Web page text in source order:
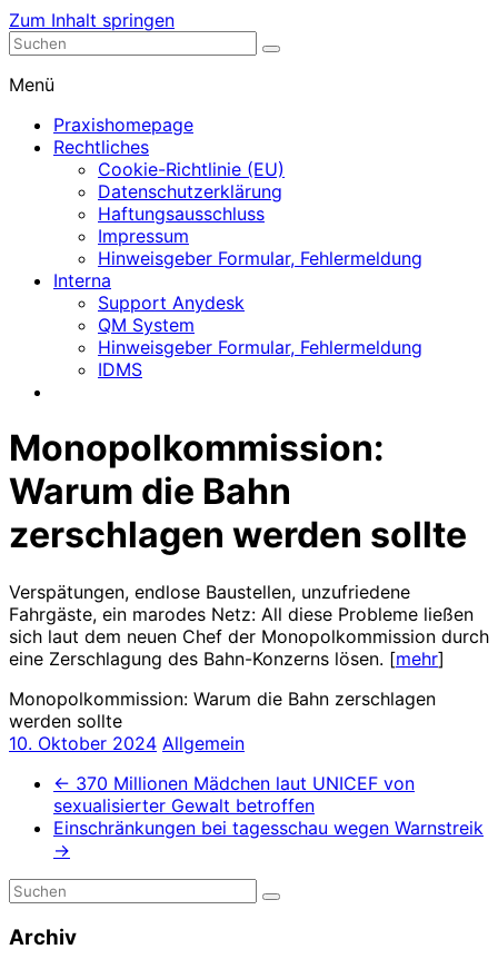
Zum Inhalt springen
Nephrologische Praxis mit Dialyse
Menü
Praxishomepage
Rechtliches
Cookie-Richtlinie (EU)
Datenschutzerklärung
Haftungsausschluss
Impressum
Hinweisgeber Formular, Fehlermeldung
Interna
Support Anydesk
QM System
Hinweisgeber Formular, Fehlermeldung
IDMS
Monopolkommission:
Warum die Bahn
zerschlagen werden sollte
Verspätungen, endlose Baustellen, unzufriedene
Fahrgäste, ein marodes Netz: All diese Probleme ließen
sich laut dem neuen Chef der Monopolkommission durch
eine Zerschlagung des Bahn-Konzerns lösen. [mehr]
Monopolkommission: Warum die Bahn zerschlagen
werden sollte
10. Oktober 2024 Allgemein
← 370 Millionen Mädchen laut UNICEF von
sexualisierter Gewalt betroffen
Einschränkungen bei tagesschau wegen Warnstreik
→
Archiv